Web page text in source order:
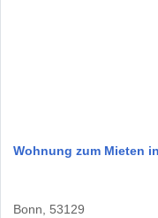
Wohnung zum Mieten
Bonn, 53129